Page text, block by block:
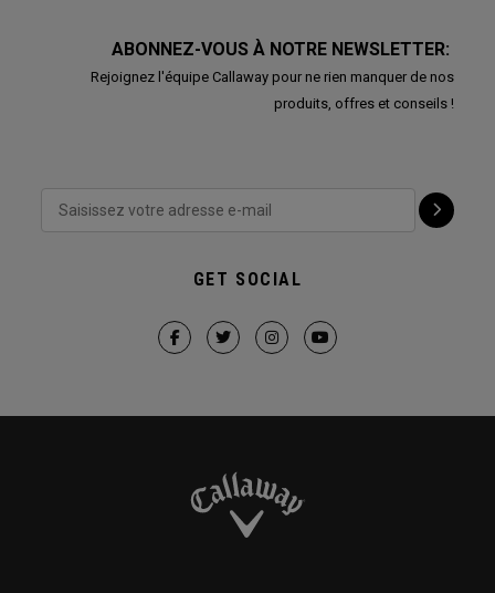
ABONNEZ-VOUS À NOTRE NEWSLETTER:
Rejoignez l'équipe Callaway pour ne rien manquer de nos
produits, offres et conseils !
GET SOCIAL